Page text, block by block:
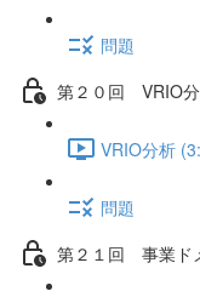
問題
第２０回 VRIO
VRIO分析
問題
第２１回 事業ド